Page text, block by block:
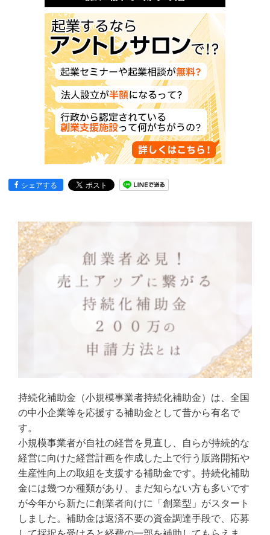
シェアする
持続化補助金（小規模事業者持続化補助金）は、全国
の中小企業等を応援する補助金として昔から有名で
す。
小規模事業者が自社の経営を見直し、自らが持続的な
経営に向けた経営計画を作成した上で行う販路開拓や
生産性向上の取組を支援する補助金です。持続化補助
金には幾つか種類があり、まだ知らない方も多いです
が今年から新たに創業者向けに「創業型」がスタート
しました。補助金は返済不要の資金調達手段で、応募